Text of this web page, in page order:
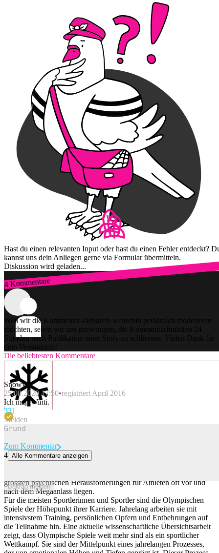
Hast du einen relevanten Input oder hast du einen Fehler entdeckt?
kannst uns dein Anliegen gerne via Formular übermitteln.
Diskussion wird geladen...
4 Kommentare
Zum Login
Weil wir die Kommentar-Debatten weiterhin persönlich moderieren
möchten, sehen wir uns gezwungen, die Kommentarfunktion 24
Stunden nach Publikation einer Story zu schliessen. Vielen Dank für
dein Verständnis!
Die beliebtesten Kommentare
Snowy
25.08.2020 17:50 registriert April 2016
Ich mag Winti.
331
Melden
Beitrag melden
Zum Kommentar
4 Alle Kommentare anzeigen
grössten psychischen Herausforderungen für Athleten oft vor und
nach dem Megaanlass liegen.
Für die meisten Sportlerinnen und Sportler sind die Olympischen
Spiele der Höhepunkt ihrer Karriere. Jahrelang arbeiten sie mit
intensivstem Training, persönlichen Opfern und Entbehrungen auf
die Teilnahme hin. Eine aktuelle wissenschaftliche Übersichtsarbeit
zeigt, dass Olympische Spiele weit mehr sind als ein sportlicher
Wettkampf. Sie sind der Mittelpunkt eines jahrelangen Prozesses,